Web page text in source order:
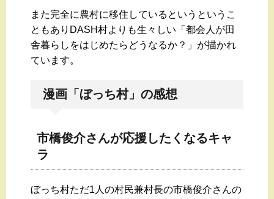
また完全に農村に移住しているというというこ
ともありDASH村よりも生々しい「都会人が田
舎暮らしをはじめたらどうなるか？」が描かれ
ています。
漫画「ぼっち村」の感想
市橋俊介さんが応援したくなるキャ
ラ
ぼっち村ただ1人の村民兼村長の市橋俊介さんの